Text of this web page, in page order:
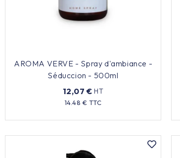
AROMA VERVE - Spray d'ambiance -
Séduccion - 500ml
12,07 € HT
14.48 € TTC
Prix